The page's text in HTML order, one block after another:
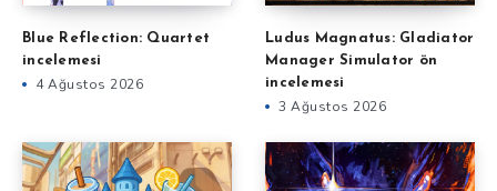
Blue Reflection: Quartet
incelemesi
4 Ağustos 2026
Ludus Magnatus: Gladiator
Manager Simulator ön
incelemesi
3 Ağustos 2026